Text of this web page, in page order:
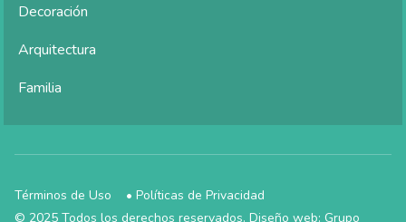
Decoración
Arquitectura
Familia
Términos de Uso • Políticas de Privacidad
© 2025 Todos los derechos reservados. Diseño web: Grupo